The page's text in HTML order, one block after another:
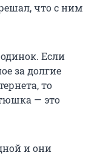
что с ним
Если
за долгие
то
— это
и они